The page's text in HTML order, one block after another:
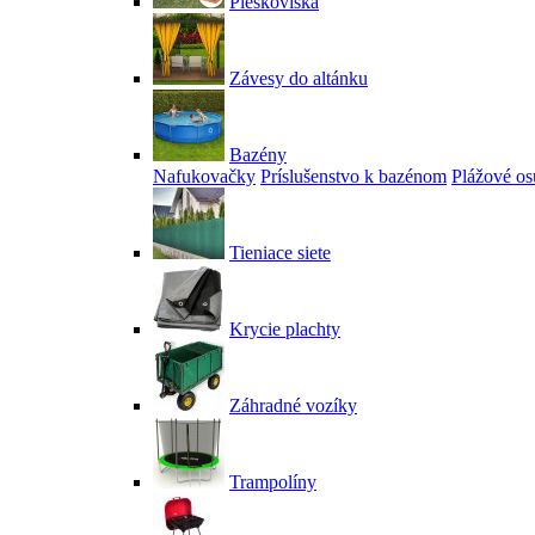
Závesy do altánku
Bazény
Nafukovačky Príslušenstvo k bazénom Plážové
Tieniace siete
Krycie plachty
Záhradné vozíky
Trampolíny